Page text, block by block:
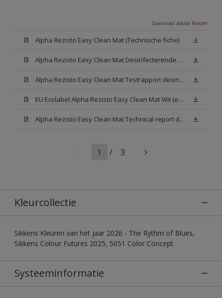
Download Adobe Reader
Alpha Rezisto Easy Clean Mat (Technische fiche)
Alpha Rezisto Easy Clean Mat Desinfecterende weerstand
Alpha Rezisto Easy Clean Mat Testrapport desinfectieweerstand
EU Ecolabel Alpha Rezisto Easy Clean Mat Wit (enkel in het Frans beschikbaar)
Alpha Rezisto Easy Clean Mat Technical report decontamineerbaarheid
1 / 3
Kleurcollectie
Sikkens Kleuren van het jaar 2026 - The Rythm of Blues,
Sikkens Colour Futures 2025, 5051 Color Concept
Systeeminformatie